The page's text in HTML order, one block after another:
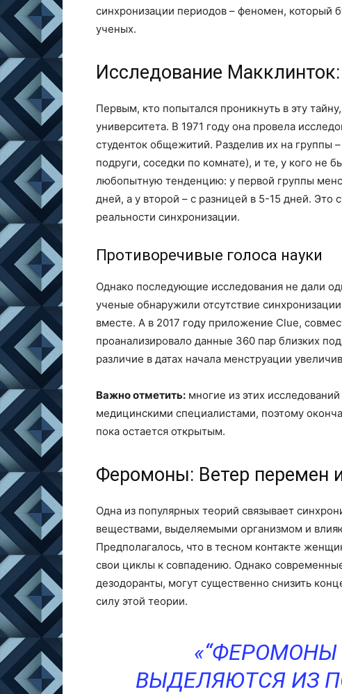
синхронизации периодов – феномен, который
ученых.
Исследование
Первым, кто попытался проникнуть в эту
университета. В 1971 году она провела
студенток общежитий. Разделив их на группы
подруги, соседки по комнате), и те, у кого не
любопытную тенденцию: у первой группы
дней, а у второй – с разницей в 5-15 дней.
реальности синхронизации.
Противоречивые голоса науки
Однако последующие исследования не дали
ученые обнаружили отсутствие
вместе. А в 2017 году приложение Clue,
проанализировало данные 360 пар близких
различие в датах начала менструации
Важно отметить: многие из этих
медицинскими специалистами, поэтому
пока остается открытым.
Феромоны: Ветер перемен
Одна из популярных теорий связывает
веществами, выделяемыми организмом и
Предполагалось, что в тесном контакте
свои циклы к совпадению. Однако
дезодоранты, могут существенно снизить
силу этой теории.
ВЫДЕЛЯЮТСЯ ИЗ